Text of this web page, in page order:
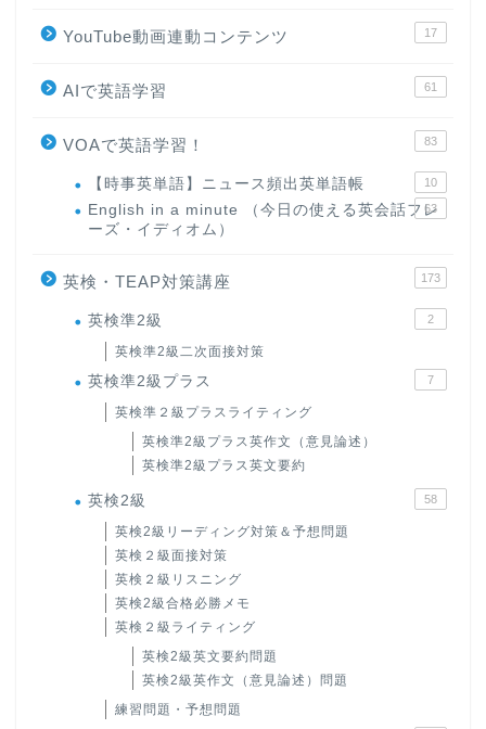
YouTube動画連動コンテンツ 17
AIで英語学習 61
VOAで英語学習！ 83
【時事英単語】ニュース頻出英単語帳 10
English in a minute （今日の使える英会話フレ
ーズ・イディオム）
63
英検・TEAP対策講座 173
英検準2級 2
英検準2級二次面接対策
英検準2級プラス 7
英検準２級プラスライティング
英検準2級プラス英作文（意見論述）
英検準2級プラス英文要約
英検2級 58
英検2級リーディング対策＆予想問題
英検２級面接対策
英検２級リスニング
英検2級合格必勝メモ
英検２級ライティング
英検2級英文要約問題
英検2級英作文（意見論述）問題
練習問題・予想問題